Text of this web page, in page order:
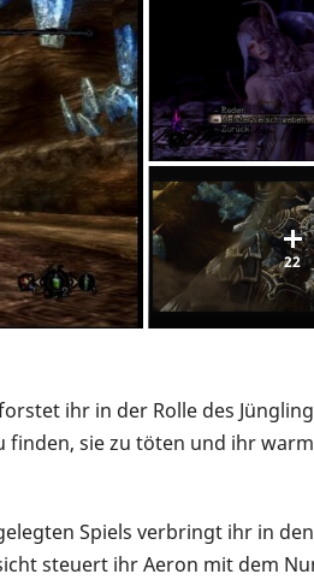
22
ihr in der Rolle des
sie zu töten und ihr
Spiels verbringt ihr in
steuert ihr Aeron mit dem